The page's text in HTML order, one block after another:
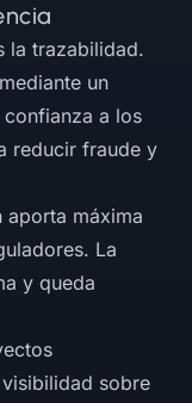
la trazabilidad.
un
a los
reducir fraude y
aporta máxima
La
y queda
sobre